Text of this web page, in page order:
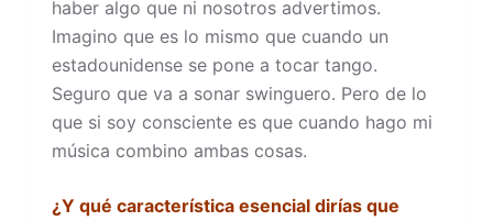
haber algo que ni nosotros advertimos.
Imagino que es lo mismo que cuando un
estadounidense se pone a tocar tango.
Seguro que va a sonar swinguero. Pero de lo
que si soy consciente es que cuando hago mi
música combino ambas cosas.
¿Y qué característica esencial dirías que